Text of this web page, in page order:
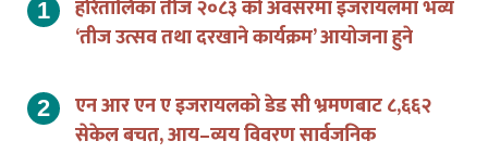
हरितालिका तीज २०८३ को अवसरमा इजरायलमा भव्य
‘तीज उत्सव तथा दरखाने कार्यक्रम’ आयोजना हुने
एन आर एन ए इजरायलको डेड सी भ्रमणबाट ८,६६२
सेकेल बचत, आय–व्यय विवरण सार्वजनिक